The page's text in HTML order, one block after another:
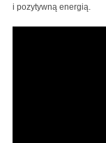
i pozytywną energią.